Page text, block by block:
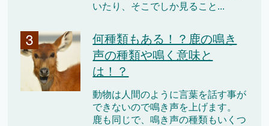
いたり、そこでしか見ること...
何種類もある！？鹿の鳴き
声の種類や鳴く意味と
は！？
動物は人間のように言葉を話す事が
できないので鳴き声を上げます。
鹿も同じで、鳴き声の種類もいくつ